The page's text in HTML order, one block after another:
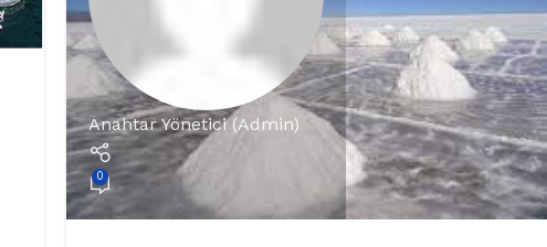
Anahtar Yönetici (Admin)
0